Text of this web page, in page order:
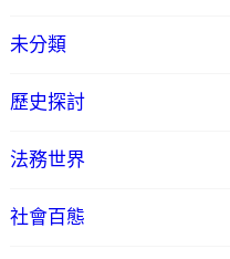
未分類
歷史探討
法務世界
社會百態